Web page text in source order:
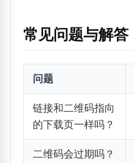
常见问题与解答
问题
链接和二维码指向
的下载页一样吗？
二维码会过期吗？